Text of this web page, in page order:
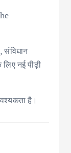
संविधान
नई पीढ़ी
है।